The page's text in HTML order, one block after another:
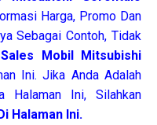
Harga, Promo Dan
Sebagai Contoh, Tidak
Sales Mobil Mitsubishi
Ini. Jika Anda Adalah
Halaman Ini, Silahkan
Halaman Ini.